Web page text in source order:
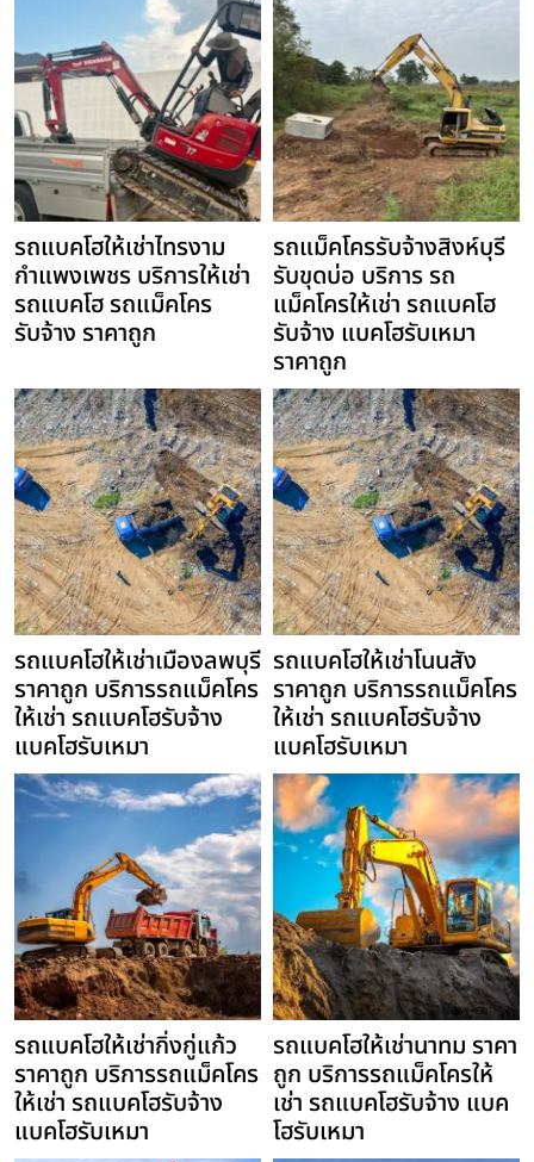
รถแบคโฮให้เช่าไทรงาม
กำแพงเพชร บริการให้เช่า
รถแบคโฮ รถแม็คโคร
รับจ้าง ราคาถูก
รถแม็คโครรับจ้างสิงห์บุรี
รับขุดบ่อ บริการ รถ
แม็คโครให้เช่า รถแบคโฮ
รับจ้าง แบคโฮรับเหมา
ราคาถูก
รถแบคโฮให้เช่าเมืองลพบุรี
ราคาถูก บริการรถแม็คโคร
ให้เช่า รถแบคโฮรับจ้าง
แบคโฮรับเหมา
รถแบคโฮให้เช่าโนนสัง
ราคาถูก บริการรถแม็คโคร
ให้เช่า รถแบคโฮรับจ้าง
แบคโฮรับเหมา
รถแบคโฮให้เช่ากิ่งกู่แก้ว
ราคาถูก บริการรถแม็คโคร
ให้เช่า รถแบคโฮรับจ้าง
แบคโฮรับเหมา
รถแบคโฮให้เช่านาทม ราคา
ถูก บริการรถแม็คโครให้
เช่า รถแบคโฮรับจ้าง แบค
โฮรับเหมา